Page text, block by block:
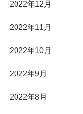
2022年12月
2022年11月
2022年10月
2022年9月
2022年8月